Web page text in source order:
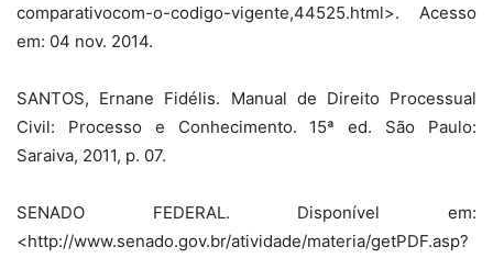
comparativocom-o-codigo-vigente,44525.html>. Acesso
em: 04 nov. 2014.
SANTOS, Ernane Fidélis. Manual de Direito Processual
Civil: Processo e Conhecimento. 15ª ed. São Paulo:
Saraiva, 2011, p. 07.
SENADO FEDERAL. Disponível em:
<http://www.senado.gov.br/atividade/materia/getPDF.asp?